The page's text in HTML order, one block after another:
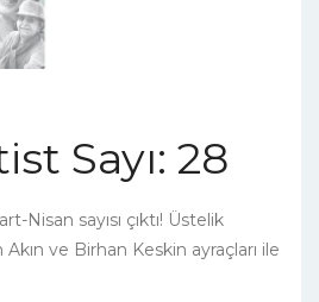
Sayı: 28
Nisan sayısı çıktı! Üstelik
ve Birhan Keskin ayraçları ile